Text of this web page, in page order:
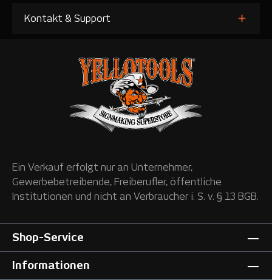
Kontakt & Support
Ein Verkauf erfolgt nur an Unternehmer,
Gewerbebetreibende, Freiberufler, öffentliche
Institutionen und nicht an Verbraucher i. S. v. § 13 BGB.
Shop-Service
Informationen